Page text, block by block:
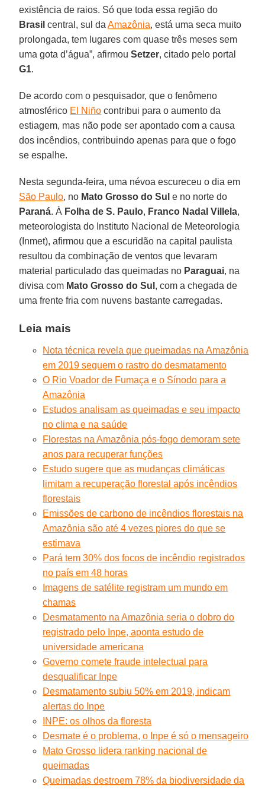
existência de raios. Só que toda essa região do
Brasil central, sul daAmazônia, está uma seca muito
prolongada, tem lugares com quase três meses sem
uma gota d’água”, afirmouSetzer, citado pelo portal
G1.
De acordo com o pesquisador, que o fenômeno
atmosférico El Niño contribui para o aumento da
estiagem, mas não pode ser apontado com a causa
dos incêndios, contribuindo apenas para que o fogo
se espalhe.
Nesta segunda-feira, uma névoa escureceu o dia em
São Paulo, no Mato Grosso do Sul e no norte do
Paraná. À Folha de S. Paulo, Franco Nadal Villela,
meteorologista do Instituto Nacional de Meteorologia
(Inmet), afirmou que a escuridão na capital paulista
resultou da combinação de ventos que levaram
material particulado das queimadas no Paraguai, na
divisa com Mato Grosso do Sul , com a chegada de
uma frente fria com nuvens bastante carregadas.
Leia mais
Nota técnica revela que queimadas na Amazônia
em 2019 seguem o rastro do desmatamento
O Rio Voador de Fumaça e o Sínodo para a
Amazônia
Estudos analisam as queimadas e seu impacto
no clima e na saúde
Florestas na Amazônia pós-fogo demoram sete
anos para recuperar funções
Estudo sugere que as mudanças climáticas
limitam a recuperação florestal após incêndios
florestais
Emissões de carbono de incêndios florestais na
Amazônia são até 4 vezes piores do que se
estimava
Pará tem 30% dos focos de incêndio registrados
no país em 48 horas
Imagens de satélite registram um mundo em
chamas
Desmatamento na Amazônia seria o dobro do
registrado pelo Inpe, aponta estudo de
universidade americana
Governo comete fraude intelectual para
desqualificar Inpe
Desmatamento subiu 50% em 2019, indicam
alertas do Inpe
INPE: os olhos da floresta
Desmate é o problema, o Inpe é só o mensageiro
Mato Grosso lidera ranking nacional de
queimadas
Queimadas destroem 78% da biodiversidade da